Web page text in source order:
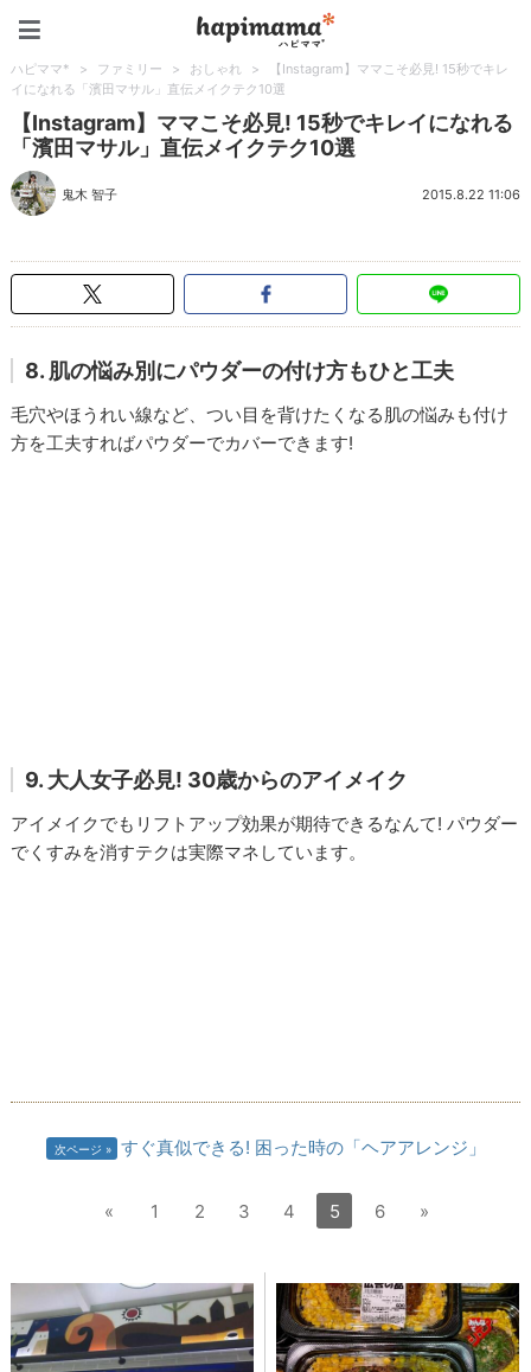
ハピママ* > ファミリー > おしゃれ >
【Instagram】ママこそ必見! 15秒でキレ
イになれる「濱田マサル」直伝メイクテク10選
【Instagram】ママこそ必見! 15秒でキレイになれる
「濱田マサル」直伝メイクテク10選
鬼木 智子 2015.8.22 11:06
8. 肌の悩み別にパウダーの付け方もひと工夫
毛穴やほうれい線など、つい目を背けたくなる肌の悩みも付け
方を工夫すればパウダーでカバーできます!
9. 大人女子必見! 30歳からのアイメイク
アイメイクでもリフトアップ効果が期待できるなんて! パウダー
でくすみを消すテクは実際マネしています。
次ページ すぐ真似できる! 困った時の「ヘアアレンジ」
« 1 2 3 4 5 6 »